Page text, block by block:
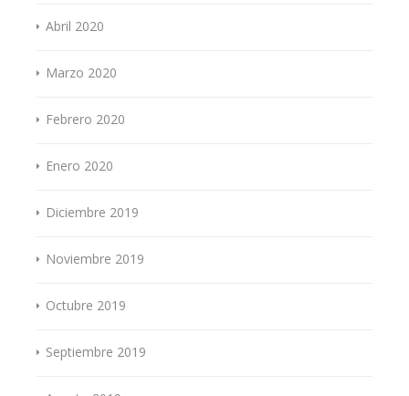
Abril 2020
Marzo 2020
Febrero 2020
Enero 2020
Diciembre 2019
Noviembre 2019
Octubre 2019
Septiembre 2019